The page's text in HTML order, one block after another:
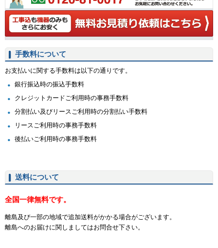
手数料について
お支払いに関する手数料は以下の通りです。
銀行振込時の振込手数料
クレジットカードご利用時の事務手数料
分割払い及びリースご利用時の分割払い手数料
リースご利用時の事務手数料
後払いご利用時の事務手数料
送料について
全国一律無料です。
離島及び一部の地域で追加送料がかかる場合がございます。
離島へのお届けに関しましてはお問合せ下さい。